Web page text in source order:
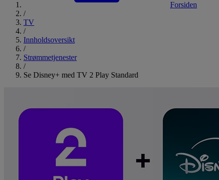
Forsiden
/
TV
/
Innholdsoversikt
/
Strømmetjenester
/
Se Disney+ med TV 2 Play Standard